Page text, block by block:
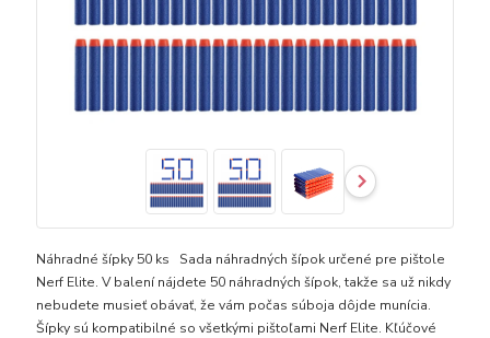
Náhradné šípky 50 ks Sada náhradných šípok určené pre pištole
Nerf Elite. V balení nájdete 50 náhradných šípok, takže sa už nikdy
nebudete musieť obávať, že vám počas súboja dôjde munícia.
Šípky sú kompatibilné so všetkými pištoľami Nerf Elite. Kľúčové